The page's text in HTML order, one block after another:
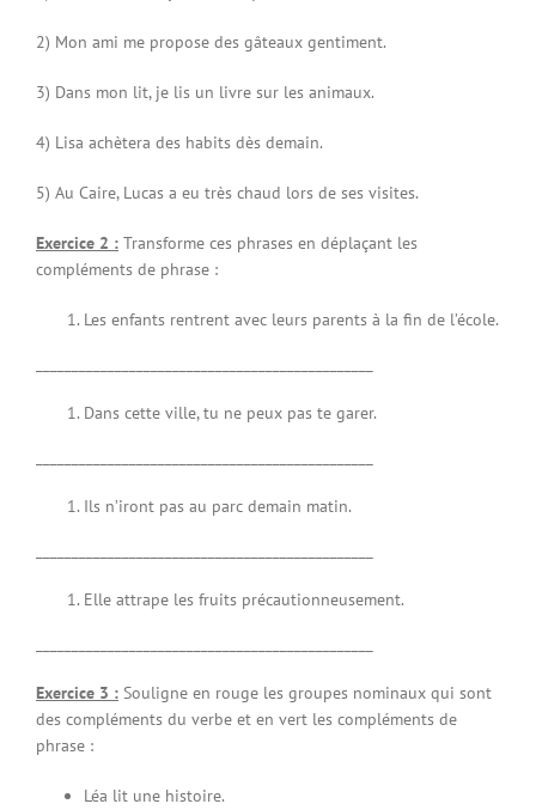
2) Mon ami me propose des gâteaux gentiment.
3) Dans mon lit, je lis un livre sur les animaux.
4) Lisa achètera des habits dès demain.
5) Au Caire, Lucas a eu très chaud lors de ses visites.
Exercice 2 :Transforme ces phrases en déplaçant les
compléments de phrase :
Les enfants rentrent avec leurs parents à la fin de l’école.
Dans cette ville, tu ne peux pas te garer.
Ils n’iront pas au parc demain matin.
Elle attrape les fruits précautionneusement.
Exercice 3 :Souligne en rouge les groupes nominaux qui sont
des compléments du verbe et en vert les compléments de
phrase :
Léa lit une histoire.